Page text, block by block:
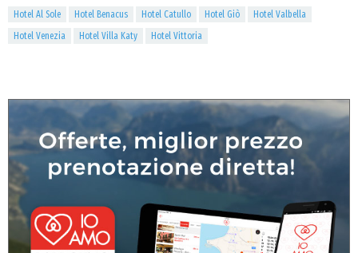
Hotel Al Sole Hotel Benacus Hotel Catullo Hotel Giò
Hotel Valbella
Hotel Venezia
Hotel Villa Katy Hotel Vittoria